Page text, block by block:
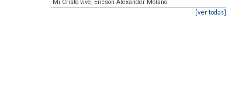
Mi Cristo vive, Ericson Alexander Molano
[ver todas]